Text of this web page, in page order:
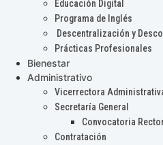
Educación Digital
Programa de Inglés
Descentralización y
Prácticas Profesionales
Bienestar
Administrativo
Vicerrectora
Secretaría General
Convocatoria
Contratación